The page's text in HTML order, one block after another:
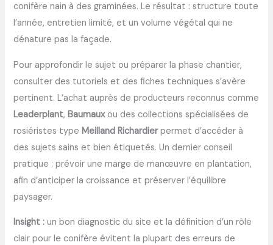
conifère nain à des graminées. Le résultat : structure toute
l’année, entretien limité, et un volume végétal qui ne
dénature pas la façade.
Pour approfondir le sujet ou préparer la phase chantier,
consulter des tutoriels et des fiches techniques s’avère
pertinent. L’achat auprès de producteurs reconnus comme
Leaderplant, Baumauxou des collections spécialisées de
rosiéristes type Meilland Richardierpermet d’accéder à
des sujets sains et bien étiquetés. Un dernier conseil
pratique : prévoir une marge de manœuvre en plantation,
afin d’anticiper la croissance et préserver l’équilibre
paysager.
Insight : un bon diagnostic du site et la définition d’un rôle
clair pour le conifère évitent la plupart des erreurs de